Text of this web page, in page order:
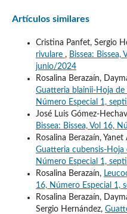
Artículos similares
Cristina Panfet, Sergio
rivulare , Bissea: Bissea,
junio/2024
Rosalina Berazaín,
Guatteria blainii-Hoja de
Número Especial 1,
José Luis Gómez-
Bissea: Bissea, Vol 16,
Rosalina Berazaín,
Guatteria cubensis-Hoja
Número Especial 1,
Rosalina Berazaín,
16, Número Especial 1,
Rosalina Berazaín,
Sergio Hernández,